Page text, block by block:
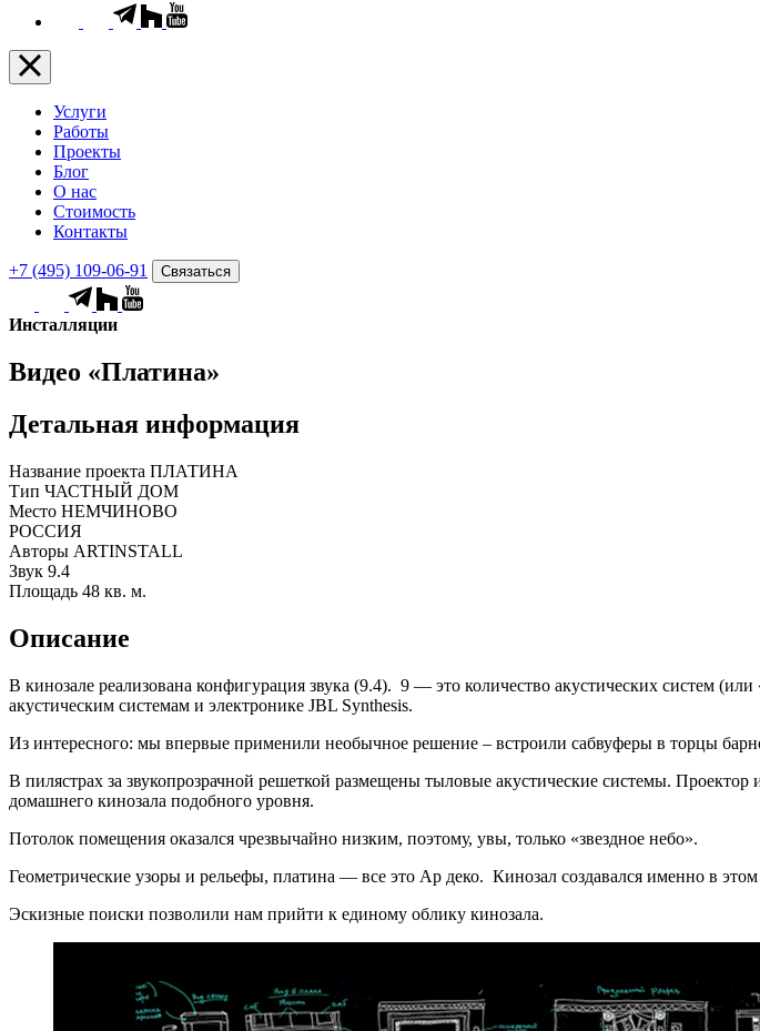
Услуги
Работы
Проекты
Блог
О нас
Стоимость
Контакты
+7 (495) 109-06-91 Связаться
Инсталляции
Видео «Платина»
Детальная информация
Название проекта ПЛАТИНА
Тип ЧАСТНЫЙ ДОМ
Место НЕМЧИНОВО
РОССИЯ
Авторы ARTINSTALL
Звук 9.4
Площадь 48 кв. м.
Описание
В кинозале реализована конфигурация звука (9.4). 9 — это количество акустических систем
акустическим системам и электронике JBL Synthesis.
Из интересного: мы впервые применили необычное решение – встроили сабвуферы в торцы
В пилястрах за звукопрозрачной решеткой размещены тыловые акустические системы.
домашнего кинозала подобного уровня.
Потолок помещения оказался чрезвычайно низким, поэтому, увы, только «звездное небо».
Геометрические узоры и рельефы, платина — все это Ар деко. Кинозал создавался именно в
Эскизные поиски позволили нам прийти к единому облику кинозала.